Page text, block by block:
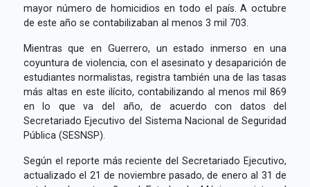
mayor número de homicidios en todo el país. A octubre
de este año se contabilizaban al menos 3 mil 703.
Mientras que en Guerrero, un estado inmerso en una
coyuntura de violencia, con el asesinato y desaparición de
estudiantes normalistas, registra también una de las tasas
más altas en este ilícito, contabilizando al menos mil 869
en lo que va del año, de acuerdo con datos del
Secretariado Ejecutivo del Sistema Nacional de Seguridad
Pública (SESNSP).
Según el reporte más reciente del Secretariado Ejecutivo,
actualizado el 21 de noviembre pasado, de enero al 31 de